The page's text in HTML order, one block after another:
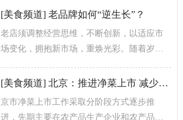
[美食频道] 老品牌如何“逆生长”？
老店须调整经营思维，不断创新，以适应市
场变化，拥抱新市场，重焕光彩。随着岁月
具创新能力、蜕变能力的老字号不断激发...
[美食频道] 北京：推进净菜上市 减少垃圾总量
京市净菜上市工作采取分阶段方式逐步推
进，先期主要在农产品生产企业和农产品批